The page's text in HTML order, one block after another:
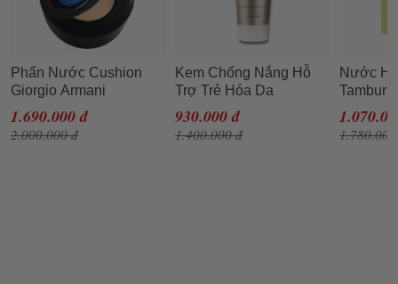
Phấn Nước Cushion
Giorgio Armani
Designer Essence In
Balm Mesh Cushion
Foundation SPF40/PA
1.690.000 đ
2.000.000 đ
Kem Chống Nắng Hỗ
Trợ Trẻ Hóa Da
Casmara Photoaging
Control Gel Cream SPF
50+ 50ml
930.000 đ
1.400.000 đ
Nước
Balm